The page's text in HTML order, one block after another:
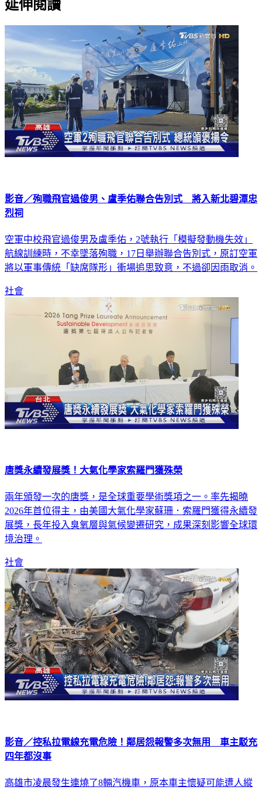
延伸閱讀
影音／殉職飛官過俊男、盧季佑聯合告別式 將入新北碧潭忠
烈祠
空軍中校飛官過俊男及盧季佑，2號執行「模擬發動機失效」
航線訓練時，不幸墜落殉職，17日舉辦聯合告別式，原訂空軍
將以軍事傳統「缺席隊形」衝場追思致意，不過卻因雨取消。
社會
唐獎永續發展獎！大氣化學家索羅門獲殊榮
兩年頒發一次的唐獎，是全球重要學術獎項之一。率先揭曉
2026年首位得主，由美國大氣化學家蘇珊．索羅門獲得永續發
展獎，長年投入臭氧層與氣候變遷研究，成果深刻影響全球環
境治理。
社會
影音／控私拉電線充電危險！鄰居怨報警多次無用 車主駁充
四年都沒事
高雄市凌晨發生連燒了8輛汽機車，原本車主懷疑可能遭人縱